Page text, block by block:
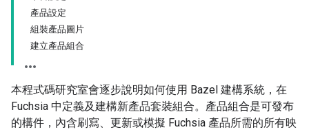
產品設定
組裝產品圖片
建立產品組合
本程式碼研究室會逐步說明如何使用 Bazel 建構系統，在
Fuchsia 中定義及建構新產品套裝組合。產品組合是可發布
的構件，內含刷寫、更新或模擬 Fuchsia 產品所需的所有映